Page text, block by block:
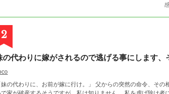
2
の代わりに嫁がされるので逃げる事にします、
の代わりに、お前が嫁に行け。」 父からの突然の命令、そ